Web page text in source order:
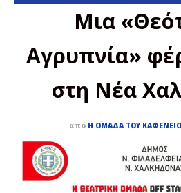
Μια
Αγρυπνία»
στη Νέα
από Η ΟΜΆΔΑ ΤΟΥ